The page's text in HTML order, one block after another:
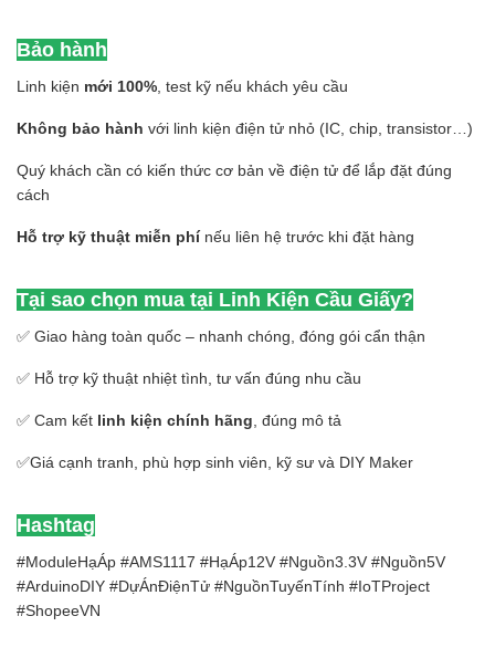
Bảo hành
Linh kiện mới 100% , test kỹ nếu khách yêu cầu
Không bảo hành với linh kiện điện tử nhỏ (IC, chip, transistor…)
Quý khách cần có kiến thức cơ bản về điện tử để lắp đặt đúng
cách
Hỗ trợ kỹ thuật miễn phínếu liên hệ trước khi đặt hàng
Tại sao chọn mua tại Linh Kiện Cầu Giấy?
✅ Giao hàng toàn quốc – nhanh chóng, đóng gói cẩn thận
✅ Hỗ trợ kỹ thuật nhiệt tình, tư vấn đúng nhu cầu
✅ Cam kết linh kiện chính hãng , đúng mô tả
✅Giá cạnh tranh, phù hợp sinh viên, kỹ sư và DIY Maker
Hashtag
#ModuleHạÁp #AMS1117 #HạÁp12V #Nguồn3.3V #Nguồn5V
#ArduinoDIY #DựÁnĐiệnTử #NguồnTuyếnTính #IoTProject
#ShopeeVN